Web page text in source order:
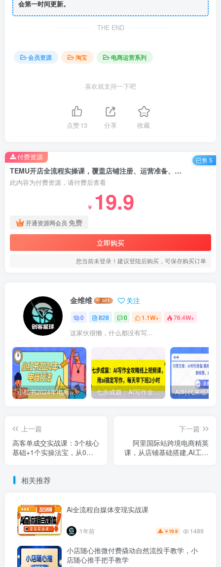
会第一时间更新。
THE END
会员资源 淘宝 电商运营系列
喜欢就支持一下吧
点赞13 分享 收藏
TEMU开店全流程实操课，覆盖店铺注册、运营准备、发货物流，单店月入过万
此内容为付费资源，请付费后查看
￥ 19.9
开通资源网会员 免费
立即购买
您当前未登录！建议登陆后购买，可保存购买订单
付费资源 已售 5
金维维 关注
0 828 0 1.1W+ 76.4W+
这家伙很懒，什么都没有写...
小红书2024年电商打法，手把手教你如何打爆小红书店铺 七步成篇：AI写作全攻略线上视频课，用ai搞定写作，每天早下班2小时
上一篇
高客单成交实战课：3个核心
基础+1个实操法宝，从0变
下一篇
阿里国际站跨境电商精英
课，从店铺基础搭建,AI工具
相关推荐
Ai全流程自媒体变现实战课
1年前 ￥ 19.9 1489
小店随心推微付费撬动自然流投手教学，小
店随心推手把手教学